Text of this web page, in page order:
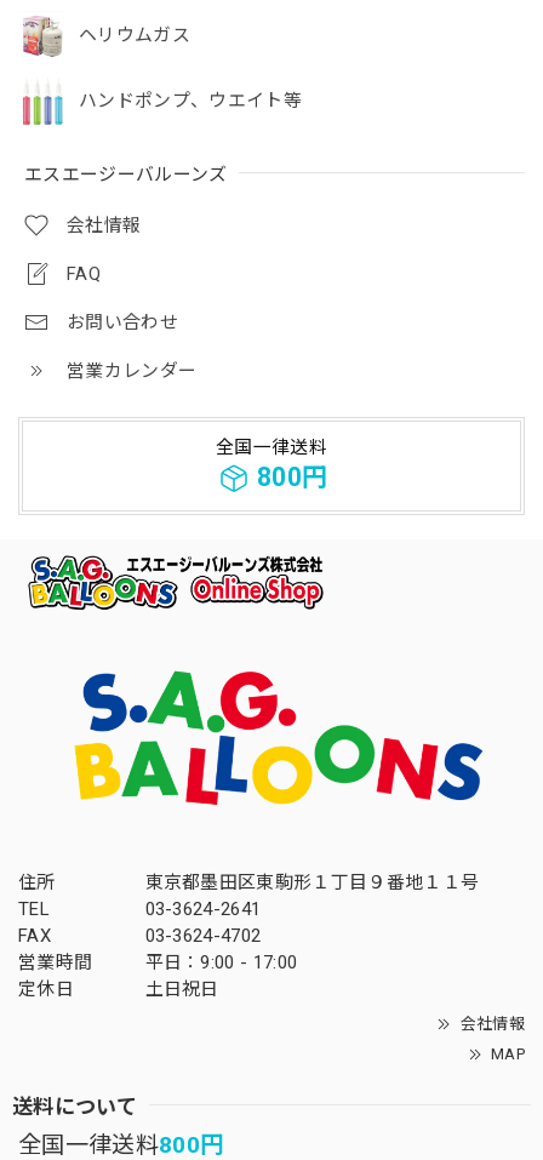
ヘリウムガス
ハンドポンプ、ウエイト等
エスエージーバルーンズ
会社情報
FAQ
お問い合わせ
営業カレンダー
全国一律送料
800円
住所
東京都墨田区東駒形１丁目９番地１１号
TEL
03-3624-2641
FAX
03-3624-4702
営業時間
平日：9:00 - 17:00
定休日
土日祝日
会社情報
MAP
送料について
全国一律送料800円